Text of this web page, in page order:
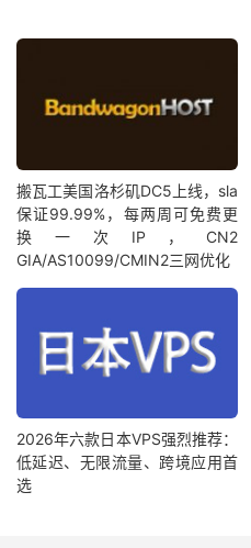
搬瓦工美国洛杉矶DC5上线，sla
保证99.99%，每两周可免费更
换一次IP，CN2
GIA/AS10099/CMIN2三网优化
2026年六款日本VPS强烈推荐：
低延迟、无限流量、跨境应用首
选